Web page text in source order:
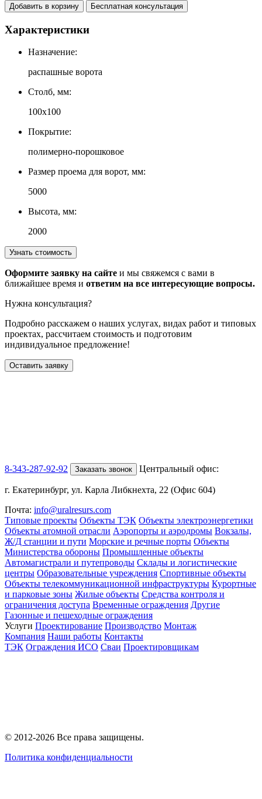
Добавить в корзину Бесплатная консультация
Характеристики
Назначение:
распашные ворота
Столб, мм:
100х100
Покрытие:
полимерно-порошковое
Размер проема для ворот, мм:
5000
Высота, мм:
2000
Узнать стоимость
Оформите заявку на сайте и мы свяжемся с вами в
ближайшее время и ответим на все интересующие вопросы.
Нужна консультация?
Подробно расскажем о наших услугах, видах работ и типовых
проектах, рассчитаем стоимость и подготовим
индивидуальное предложение!
Оставить заявку
8-343-287-92-92 Заказать звонок Центральный офис:
г. Екатеринбург, ул. Карла Либкнехта, 22 (Офис 604)
Почта: info@uralresurs.com
Типовые проекты Объекты ТЭК Объекты электроэнергетики
Объекты атомной отрасли Аэропорты и аэродромы Вокзалы,
Ж/Д станции и пути Морские и речные порты Объекты
Министерства обороны Промышленные объекты
Автомагистрали и путепроводы Склады и логистические
центры Образовательные учреждения Спортивные объекты
Объекты телекоммуникационной инфраструктуры Курортные
и парковые зоны Жилые объекты Средства контроля и
ограничения доступа Временные ограждения Другие
Газонные и пешеходные ограждения
Услуги Проектирование Производство Монтаж
Компания Наши работы Контакты
ТЭК Ограждения ИСО Сваи Проектировщикам
© 2012-2026 Все права защищены.
Политика конфиденциальности